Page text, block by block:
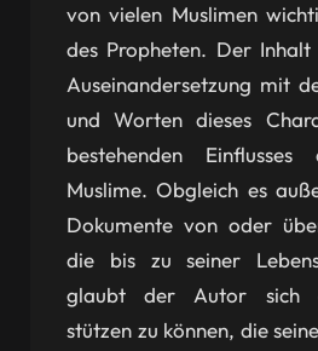
von vielen Muslimen
des Propheten. Der
Auseinandersetzung mit
und Worten dieses
bestehenden
Muslime. Obgleich es
Dokumente von oder
die bis zu seiner
glaubt der Autor sich
stützen zu können, die